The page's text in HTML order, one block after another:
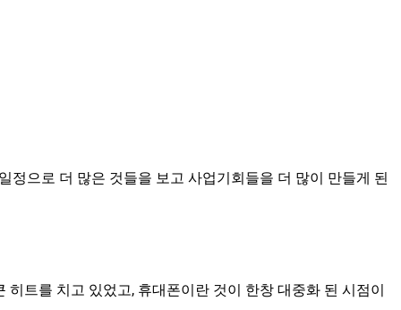
으로 더 많은 것들을 보고 사업기회들을 더 많이 만들게 된
트를 치고 있었고, 휴대폰이란 것이 한창 대중화 된 시점이